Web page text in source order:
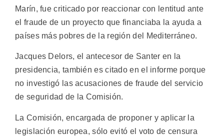
Marín, fue criticado por reaccionar con lentitud ante
el fraude de un proyecto que financiaba la ayuda a
países más pobres de la región del Mediterráneo.
Jacques Delors, el antecesor de Santer en la
presidencia, también es citado en el informe porque
no investigó las acusaciones de fraude del servicio
de seguridad de la Comisión.
La Comisión, encargada de proponer y aplicar la
legislación europea, sólo evitó el voto de censura